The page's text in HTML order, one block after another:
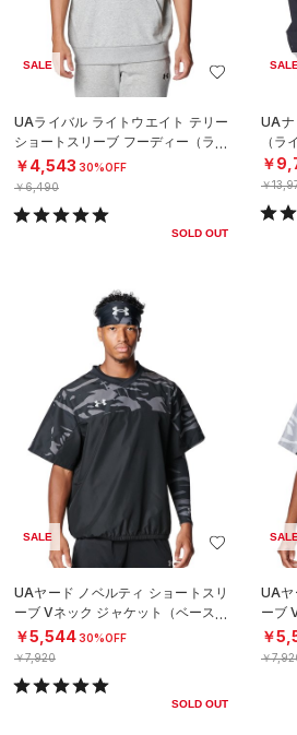
SALE
UAライバル ライトウエイト テリー
ショートスリーブ フーディー（ライ
フスタイル/MEN）
￥4,543 30%OFF
￥6,490
SOLD OUT
SALE
UA
（ラ
￥
￥
SALE
UAヤード ノベルティ ショートスリ
ーブ Vネック ジャケット（ベースボ
ール/MEN）
￥5,54430%OFF
￥7,920
SOLD OUT
SALE
UAヤ
ーブ
ール/
￥
￥